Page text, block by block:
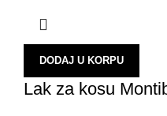
DODAJ U KORPU
Lak za kosu